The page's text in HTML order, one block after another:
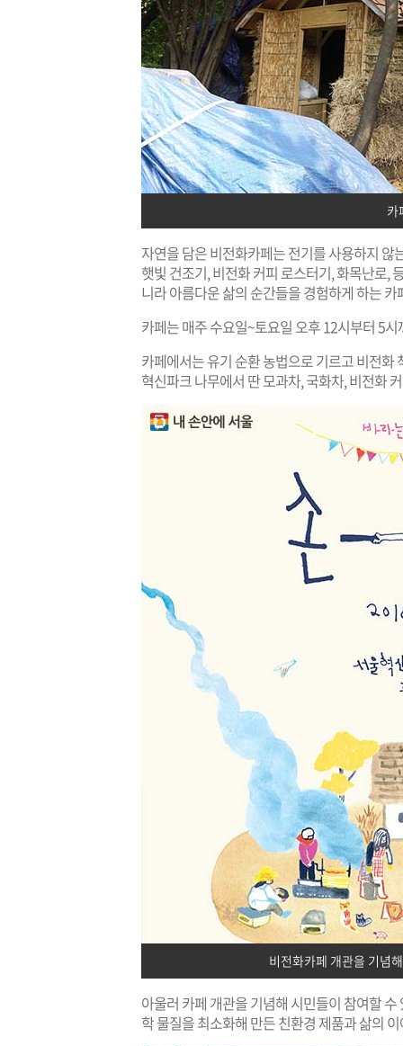
카
자연을 담은 비전화카페는 전기를 사용하지
햇빛 건조기, 비전화 커피 로스터기, 화목난로,
니라 아름다운 삶의 순간들을 경험하게 하는 카
카페는 매주 수요일~토요일 오후 12시부터 5
카페에서는 유기 순환 농법으로 기르고 비전
혁신파크 나무에서 딴 모과차, 국화차, 비전화
비전화카페 개관을 기념
아울러 카페 개관을 기념해 시민들이 참여할 수
학 물질을 최소화해 만든 친환경 제품과 삶의